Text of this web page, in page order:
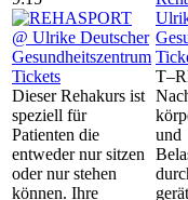
Tickets
Dieser Rehakurs ist
speziell für
Patienten die
entweder nur sitzen
oder nur stehen
können. Ihre
und